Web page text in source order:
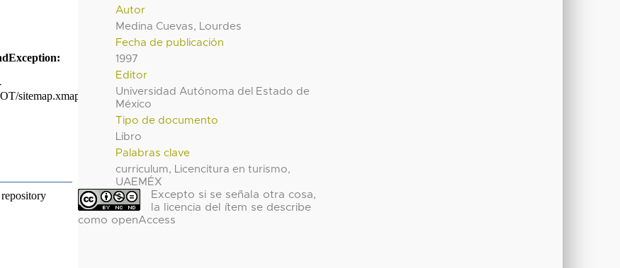
Autor
Medina Cuevas, Lourdes
Fecha de publicación
1997
Editor
Universidad Autónoma del Estado de
México
Tipo de documento
Libro
Palabras clave
curriculum, Licencitura en turismo,
UAEMÉX
Excepto si se señala otra cosa,
la licencia del ítem se describe
como openAccess